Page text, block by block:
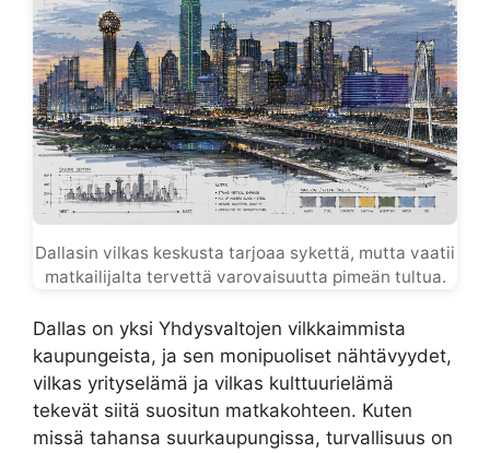
Dallasin vilkas keskusta tarjoaa sykettä, mutta vaatii
matkailijalta tervettä varovaisuutta pimeän tultua.
Dallas on yksi Yhdysvaltojen vilkkaimmista
kaupungeista, ja sen monipuoliset nähtävyydet,
vilkas yrityselämä ja vilkas kulttuurielämä
tekevät siitä suositun matkakohteen. Kuten
missä tahansa suurkaupungissa, turvallisuus on